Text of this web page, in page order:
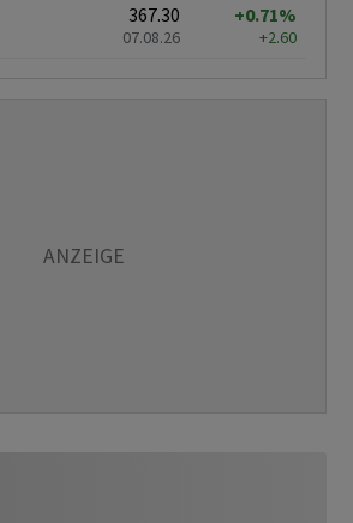
367.30
07.08.26
+0.71%
+2.60